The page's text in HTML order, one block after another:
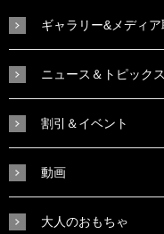
ギャラリー&メディ
ニュース＆トピックス
割引＆イベント
動画
大人のおもちゃ